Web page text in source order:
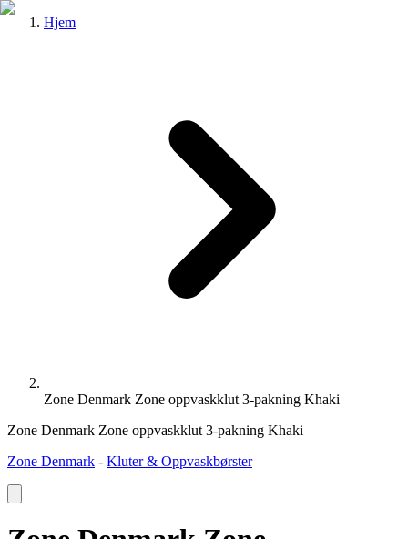
Hjem
Zone Denmark Zone oppvaskklut 3-pakning Khaki
Zone Denmark Zone oppvaskklut 3-pakning Khaki
Zone Denmark - Kluter & Oppvaskbørster